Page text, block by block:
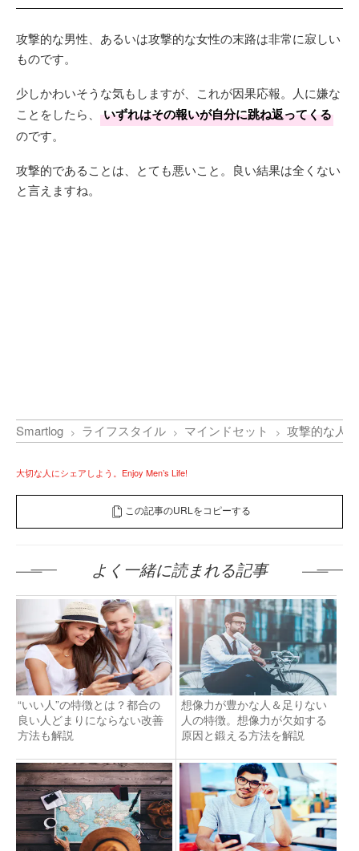
攻撃的な男性、あるいは攻撃的な女性の末路は非常に寂しい
ものです。
少しかわいそうな気もしますが、これが因果応報。人に嫌な
ことをしたら、
いずれはその報いが自分に跳ね返ってくる
のです。
攻撃的であることは、とても悪いこと。良い結果は全くない
と言えますね。
Smartlog ライフスタイル マインドセット 攻撃的な人
大切な人にシェアしよう。Enjoy Men’s Life!
この記事のURLをコピーする
よく一緒に読まれる記事
“いい人”の特徴とは？都合の
良い人どまりにならない改善
方法も解説
想像力が豊かな人＆足りない
人の特徴。想像力が欠如する
原因と鍛える方法を解説